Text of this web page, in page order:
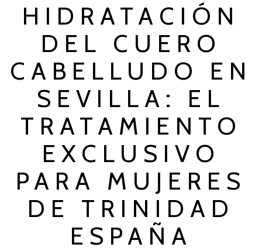
HIDRATACIÓN
DEL CUERO
CABELLUDO EN
SEVILLA: EL
TRATAMIENTO
EXCLUSIVO
PARA MUJERES
DE TRINIDAD
ESPAÑA